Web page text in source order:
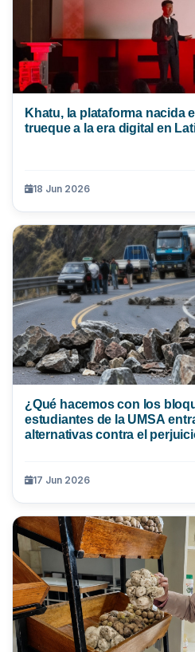
Khatu, la plataforma nacida
trueque a la era digital en
18 Jun 2026
¿Qué hacemos con los
estudiantes de la UMSA
alternativas contra el
17 Jun 2026